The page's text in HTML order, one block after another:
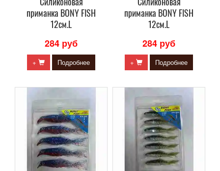
приманка BONY FISH
12см.L
284 руб
+ Подробнее
приманка BONY FISH
12см.L
284 руб
+ Подробнее